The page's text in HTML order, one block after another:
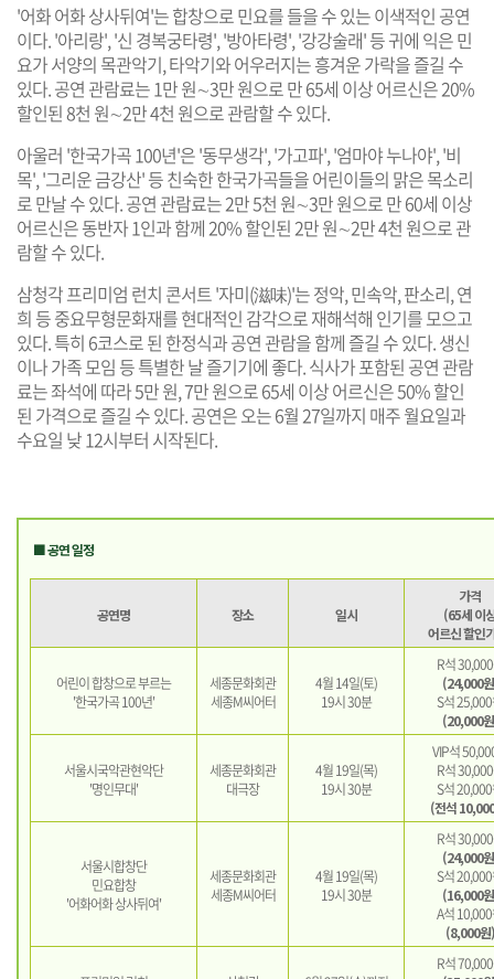
'어화 어화 상사뒤여'는 합창으로 민요를 들을 수 있는 이색적인 공연
이다. '아리랑', '신 경복궁타령', '방아타령', '강강술래' 등 귀에 익은 민
요가 서양의 목관악기, 타악기와 어우러지는 흥겨운 가락을 즐길 수
있다. 공연 관람료는 1만 원∼3만 원으로 만 65세 이상 어르신은 20%
할인된 8천 원∼2만 4천 원으로 관람할 수 있다.
아울러 '한국가곡 100년'은 '동무생각', '가고파', '엄마야 누나야', '비
목', '그리운 금강산' 등 친숙한 한국가곡들을 어린이들의 맑은 목소리
로 만날 수 있다. 공연 관람료는 2만 5천 원∼3만 원으로 만 60세 이상
어르신은 동반자 1인과 함께 20% 할인된 2만 원∼2만 4천 원으로 관
람할 수 있다.
삼청각 프리미엄 런치 콘서트 '자미(滋味)'는 정악, 민속악, 판소리, 연
희 등 중요무형문화재를 현대적인 감각으로 재해석해 인기를 모으고
있다. 특히 6코스로 된 한정식과 공연 관람을 함께 즐길 수 있다. 생신
이나 가족 모임 등 특별한 날 즐기기에 좋다. 식사가 포함된 공연 관람
료는 좌석에 따라 5만 원, 7만 원으로 65세 이상 어르신은 50% 할인
된 가격으로 즐길 수 있다. 공연은 오는 6월 27일까지 매주 월요일과
수요일 낮 12시부터 시작된다.
■ 공연 일정
공연명 장소 일시
가격
(65세 이
어르신 할인
어린이 합창으로 부르는
'한국가곡 100년'
세종문화회관
세종M씨어터
4월 14일(토)
19시 30분
R석
(24,000
S석
(20,000
서울시국악관현악단
'명인무대'
세종문화회관
대극장
4월 19일(목)
19시 30분
VIP석
R석
S석
(전석
서울시합창단
민요합창
'어화어화 상사뒤여'
세종문화회관
세종M씨어터
4월 19일(목)
19시 30분
R석
(24,000
S석
(16,000
A석
(8,000원)
R석